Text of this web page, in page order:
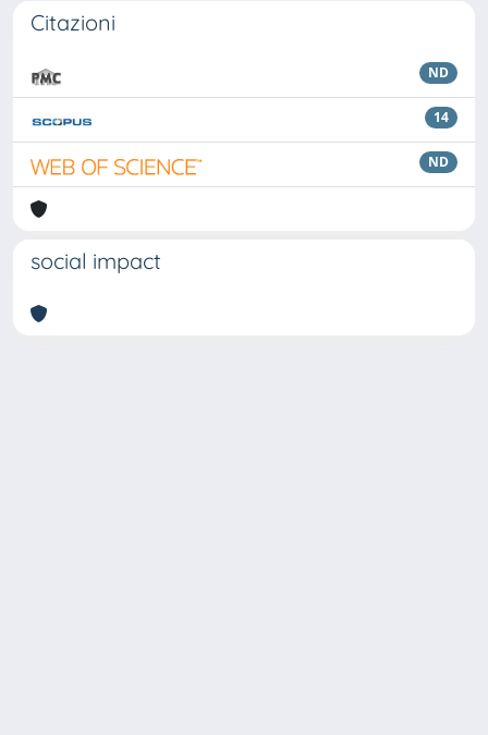
Citazioni
ND
14
ND
social impact